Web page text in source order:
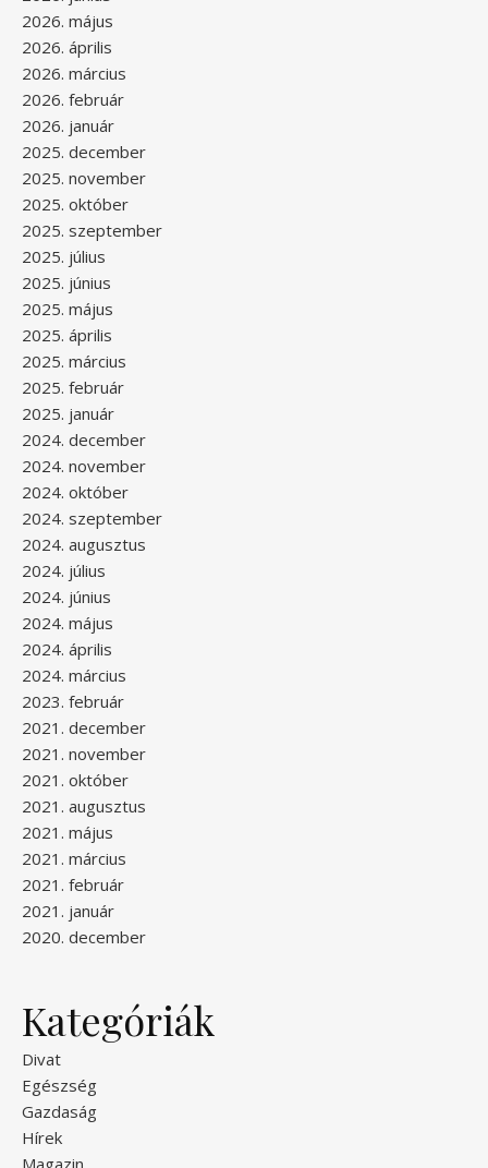
2026. május
2026. április
2026. március
2026. február
2026. január
2025. december
2025. november
2025. október
2025. szeptember
2025. július
2025. június
2025. május
2025. április
2025. március
2025. február
2025. január
2024. december
2024. november
2024. október
2024. szeptember
2024. augusztus
2024. július
2024. június
2024. május
2024. április
2024. március
2023. február
2021. december
2021. november
2021. október
2021. augusztus
2021. május
2021. március
2021. február
2021. január
2020. december
Kategóriák
Divat
Egészség
Gazdaság
Hírek
Magazin